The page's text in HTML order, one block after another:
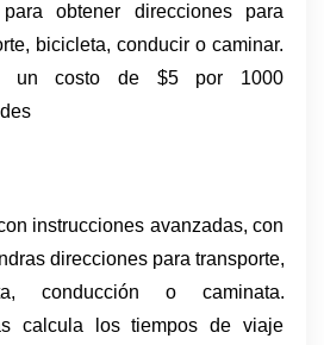
obtener direcciones para
bicicleta, conducir o caminar.
un costo de $5 por 1000
instrucciones avanzadas, con
direcciones para transporte,
conducción o caminata.
calcula los tiempos de viaje